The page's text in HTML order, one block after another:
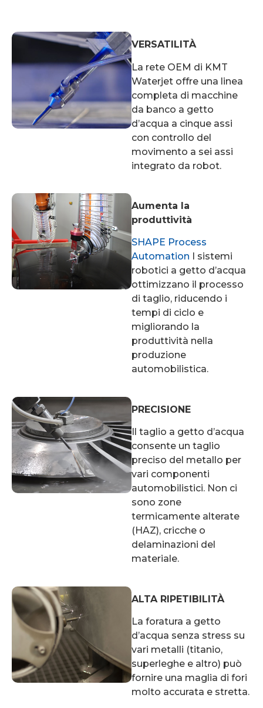
VERSATILITÀ
La rete OEM di KMT
Waterjet offre una linea
completa di macchine
da banco a getto
d’acqua a cinque assi
con controllo del
movimento a sei assi
integrato da robot.
Aumenta la
produttività
SHAPE Process
Automation I sistemi
robotici a getto d’acqua
ottimizzano il processo
di taglio, riducendo i
tempi di ciclo e
migliorando la
produttività nella
produzione
automobilistica.
PRECISIONE
Il taglio a getto d’acqua
consente un taglio
preciso del metallo per
vari componenti
automobilistici. Non ci
sono zone
termicamente alterate
(HAZ), cricche o
delaminazioni del
materiale.
ALTA RIPETIBILITÀ
La foratura a getto
d’acqua senza stress su
vari metalli (titanio,
superleghe e altro) può
fornire una maglia di fori
molto accurata e stretta.